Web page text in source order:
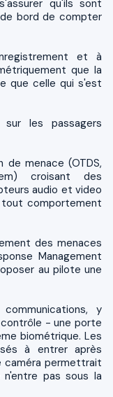
qu'ils sont
bord de compter
et à
que la
que celle qui s'est
les passagers
menace (OTDS,
croisant des
audio et video
comportement
des menaces
Management
au pilote une
y
- une porte
biométrique. Les
à entrer après
caméra permettrait
pas sous la